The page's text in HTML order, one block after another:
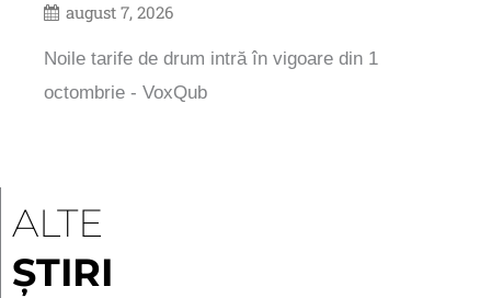
august 7, 2026
Noile tarife de drum intră în vigoare din 1
octombrie - VoxQub
ALTE
ȘTIRI